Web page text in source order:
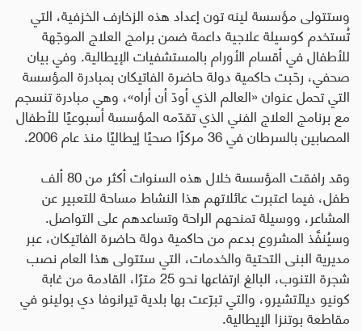
وستتولى مؤسسة لينه تونإعداد هذه الزخارف الخزفية، التي
تُستخدم كوسيلة علاجية داعمة ضمن برامج العلاج الموجّهة
للأطفال في أقسام الأورام بالمستشفيات الإيطالية. وفي بيان
صحفي، رحّبت حاكمية دولة حاضرة الفاتيكان بمبادرة المؤسسة
التي تحمل عنوان «العالم الذي أودّ أن أراه»، وهي مبادرة تنسجم
مع برنامج العلاج الفني الذي تقدّمه المؤسسة أسبوعيًا للأطفال
المصابين بالسرطان في 36 مركزًا صحيًا إيطاليًا منذ عام 2006
.
وقد رافقت المؤسسة خلال هذه السنوات أكثر من 80 ألف
طفل، فيما اعتبرت عائلاتهم هذا النشاط مساحة للتعبير عن
المشاعر، ووسيلة تمنحهم الراحة وتساعدهم على التواصل.
وسيُنفَّذ المشروع بدعم من حاكمية دولة حاضرة الفاتيكان، عبر
مديرية البنى التحتية والخدمات، التي ستتولى هذا العام نصب
شجرة التنوب، البالغ ارتفاعها نحو 25 مترًا، القادمة من غابة
كونيو ديلّاتشيرو، والتي تبرّعت بها بلدية تيرانوفا دي بولينو في
مقاطعة بوتنزا الإيطالية.